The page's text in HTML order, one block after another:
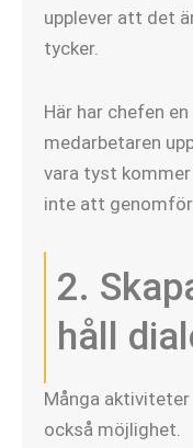
upplever att det
tycker.
Här har chefen
medarbetaren
vara tyst
inte att
2.
håll
Många aktiviteter
också möjlighet.